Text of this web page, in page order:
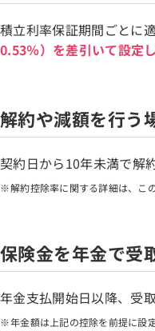
積立利率保証期間ごとに
0.53％）を差引いて設定し
解約や減額を行う
契約日から10年未満で解
解約控除率に関する詳細は、こ
保険金を年金で受
年金支払開始日以降、受
年金額は上記の控除を前提に設